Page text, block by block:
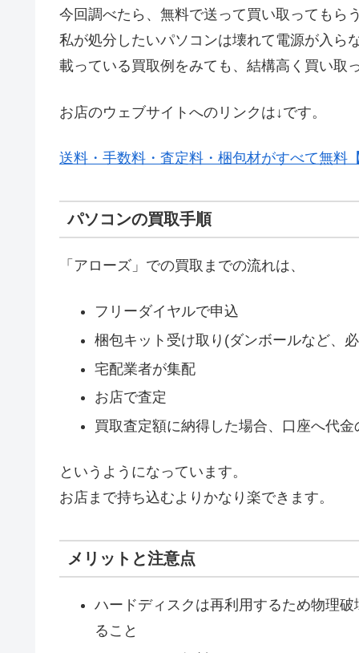
今回調べたら、無料で送って買い取ってもら
私が処分したいパソコンは壊れて電源が入ら
載っている買取例をみても、結構高く買い取
お店のウェブサイトへのリンクは↓です。
送料・手数料・査定料・梱包材がすべて無料
パソコンの買取手順
「アローズ」での買取までの流れは、
フリーダイヤルで申込
梱包キット受け取り(ダンボールなど、
宅配業者が集配
お店で査定
買取査定額に納得した場合、口座へ代金
というようになっています。
お店まで持ち込むよりかなり楽できます。
メリットと注意点
ハードディスクは再利用するため物理
ること